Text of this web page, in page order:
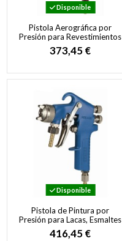
Disponible
Pistola Aerográfica por
Presión para Revestimientos
y Acabados Texturizados
373,45 €
Disponible
Pistola de Pintura por
Presión para Lacas, Esmaltes
e Imprimaciones
416,45 €